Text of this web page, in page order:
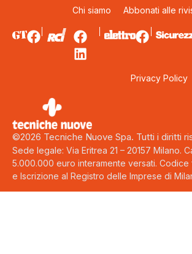
Chi siamo Abbonati alle
Privacy Policy
©2026 Tecniche Nuove Spa. Tutti i diritti
Sede legale: Via Eritrea 21 – 20157 Milano.
5.000.000 euro interamente versati. Codice
e Iscrizione al Registro delle Imprese di